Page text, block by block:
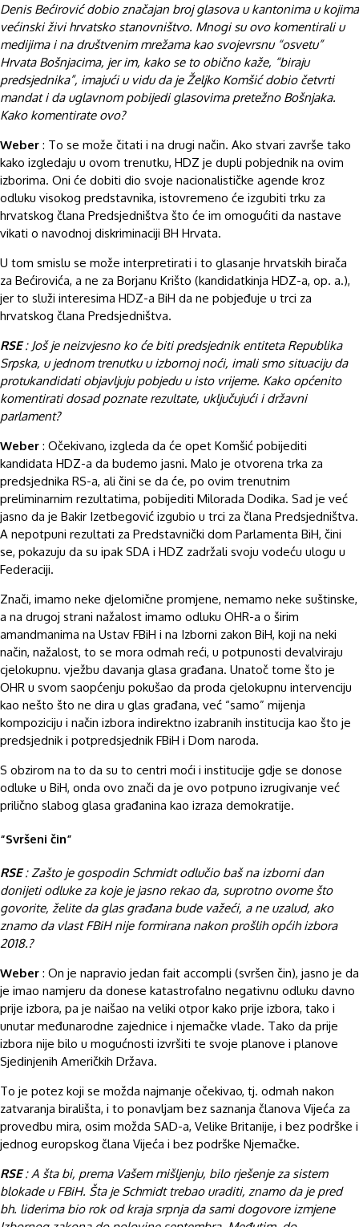
Denis Bećirović dobio značajan broj glasova u kantonima u kojima
većinski živi hrvatsko stanovništvo. Mnogi su ovo komentirali u
medijima i na društvenim mrežama kao svojevrsnu “osvetu”
Hrvata Bošnjacima, jer im, kako se to obično kaže, “biraju
predsjednika”, imajući u vidu da je Željko Komšić dobio četvrti
mandat i da uglavnom pobijedi glasovima pretežno Bošnjaka.
Kako komentirate ovo?
Weber : To se može čitati i na drugi način. Ako stvari završe tako
kako izgledaju u ovom trenutku, HDZ je dupli pobjednik na ovim
izborima. Oni će dobiti dio svoje nacionalističke agende kroz
odluku visokog predstavnika, istovremeno će izgubiti trku za
hrvatskog člana Predsjedništva što će im omogućiti da nastave
vikati o navodnoj diskriminaciji BH Hrvata.
U tom smislu se može interpretirati i to glasanje hrvatskih birača
za Bećirovića, a ne za Borjanu Krišto (kandidatkinja HDZ-a, op. a.),
jer to služi interesima HDZ-a BiH da ne pobjeđuje u trci za
hrvatskog člana Predsjedništva.
RSE: Još je neizvjesno ko će biti predsjednik entiteta Republika
Srpska, u jednom trenutku u izbornoj noći, imali smo situaciju da
protukandidati objavljuju pobjedu u isto vrijeme. Kako općenito
komentirati dosad poznate rezultate, uključujući i državni
parlament?
Weber : Očekivano, izgleda da će opet Komšić pobijediti
kandidata HDZ-a da budemo jasni. Malo je otvorena trka za
predsjednika RS-a, ali čini se da će, po ovim trenutnim
preliminarnim rezultatima, pobijediti Milorada Dodika. Sad je već
jasno da je Bakir Izetbegović izgubio u trci za člana Predsjedništva.
A nepotpuni rezultati za Predstavnički dom Parlamenta BiH, čini
se, pokazuju da su ipak SDA i HDZ zadržali svoju vodeću ulogu u
Federaciji.
Znači, imamo neke djelomične promjene, nemamo neke suštinske,
a na drugoj strani nažalost imamo odluku OHR-a o širim
amandmanima na Ustav FBiH i na Izborni zakon BiH, koji na neki
način, nažalost, to se mora odmah reći, u potpunosti devalviraju
cjelokupnu. vježbu davanja glasa građana. Unatoč tome što je
OHR u svom saopćenju pokušao da proda cjelokupnu intervenciju
kao nešto što ne dira u glas građana, već “samo” mijenja
kompoziciju i način izbora indirektno izabranih institucija kao što je
predsjednik i potpredsjednik FBiH i Dom naroda.
S obzirom na to da su to centri moći i institucije gdje se donose
odluke u BiH, onda ovo znači da je ovo potpuno izrugivanje već
prilično slabog glasa građanina kao izraza demokratije.
“Svršeni čin”
RSE: Zašto je gospodin Schmidt odlučio baš na izborni dan
donijeti odluke za koje je jasno rekao da, suprotno ovome što
govorite, želite da glas građana bude važeći, a ne uzalud, ako
znamo da vlast FBiH nije formirana nakon prošlih općih izbora
2018.?
Weber : On je napravio jedan fait accompli (svršen čin), jasno je da
je imao namjeru da donese katastrofalno negativnu odluku davno
prije izbora, pa je naišao na veliki otpor kako prije izbora, tako i
unutar međunarodne zajednice i njemačke vlade. Tako da prije
izbora nije bilo u mogućnosti izvršiti te svoje planove i planove
Sjedinjenih Američkih Država.
To je potez koji se možda najmanje očekivao, tj. odmah nakon
zatvaranja birališta, i to ponavljam bez saznanja članova Vijeća za
provedbu mira, osim možda SAD-a, Velike Britanije, i bez podrške i
jednog europskog člana Vijeća i bez podrške Njemačke.
RSE: A šta bi, prema Vašem mišljenju, bilo rješenje za sistem
blokade u FBiH. Šta je Schmidt trebao uraditi, znamo da je pred
bh. liderima bio rok od kraja srpnja da sami dogovore izmjene